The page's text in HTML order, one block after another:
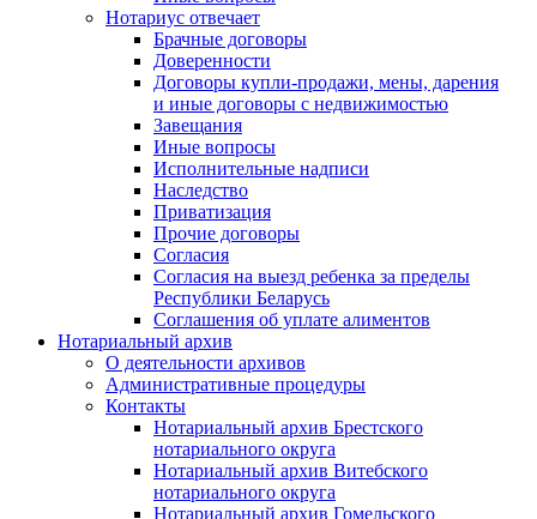
Нотариус отвечает
Брачные договоры
Доверенности
Договоры купли-продажи, мены, дарения
и иные договоры с недвижимостью
Завещания
Иные вопросы
Исполнительные надписи
Наследство
Приватизация
Прочие договоры
Согласия
Согласия на выезд ребенка за пределы
Республики Беларусь
Соглашения об уплате алиментов
Нотариальный архив
О деятельности архивов
Административные процедуры
Контакты
Нотариальный архив Брестского
нотариального округа
Нотариальный архив Витебского
нотариального округа
Нотариальный архив Гомельского